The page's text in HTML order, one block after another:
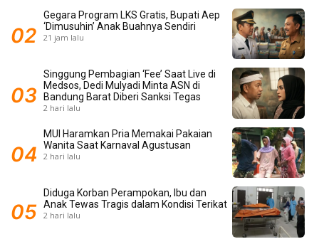
Gegara Program LKS Gratis, Bupati Aep
‘Dimusuhin’ Anak Buahnya Sendiri
21 jam lalu
Singgung Pembagian ‘Fee’ Saat Live di
Medsos, Dedi Mulyadi Minta ASN di
Bandung Barat Diberi Sanksi Tegas
2 hari lalu
MUI Haramkan Pria Memakai Pakaian
Wanita Saat Karnaval Agustusan
2 hari lalu
Diduga Korban Perampokan, Ibu dan
Anak Tewas Tragis dalam Kondisi Terikat
2 hari lalu